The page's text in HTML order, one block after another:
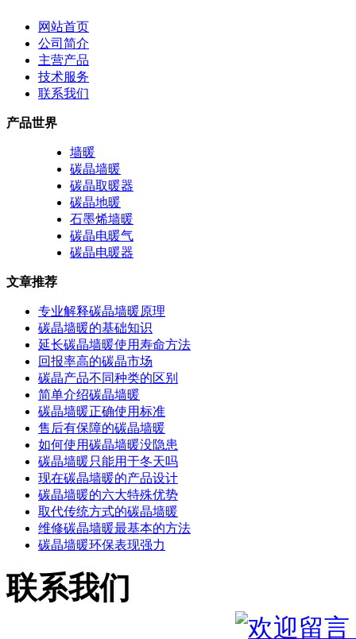
网站首页
公司简介
主营产品
技术服务
联系我们
产品世界
墙暖
碳晶墙暖
碳晶取暖器
碳晶地暖
石墨烯墙暖
碳晶电暖气
碳晶电暖器
文章推荐
专业解释碳晶墙暖原理
碳晶墙暖的基础知识
延长碳晶墙暖使用寿命方法
回报率高的碳晶市场
碳晶产品不同种类的区别
简单介绍碳晶墙暖
碳晶墙暖正确使用标准
售后有保障的碳晶墙暖
如何使用碳晶墙暖没隐患
碳晶墙暖只能用于冬天吗
现在碳晶墙暖的产品设计
碳晶墙暖的六大特殊优势
取代传统方式的碳晶墙暖
维修碳晶墙暖最基本的方法
碳晶墙暖环保表现强力
联系我们